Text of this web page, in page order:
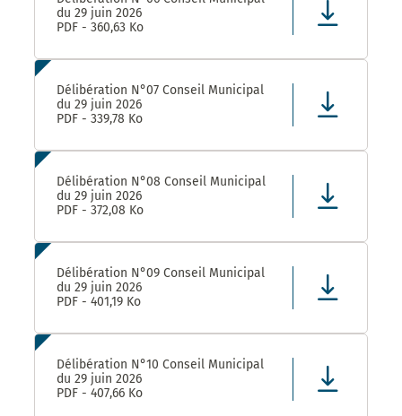
du 29 juin 2026
PDF - 360,63 Ko
Délibération N°07 Conseil Municipal
du 29 juin 2026
PDF - 339,78 Ko
Délibération N°08 Conseil Municipal
du 29 juin 2026
PDF - 372,08 Ko
Délibération N°09 Conseil Municipal
du 29 juin 2026
PDF - 401,19 Ko
Délibération N°10 Conseil Municipal
du 29 juin 2026
PDF - 407,66 Ko